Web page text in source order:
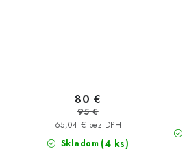
Skladom (4 ks)
65,04 € bez DPH
80 €
95 €